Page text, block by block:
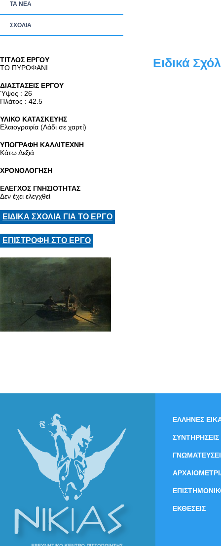
ΤΑ ΝEΑ
ΣΧΟΛΙΑ
TITΛΟΣ ΕΡΓΟΥ
ΤΟ ΠΥΡΟΦΑΝΙ
ΔΙΑΣΤΑΣΕΙΣ ΕΡΓΟΥ
Ύψος : 26
Πλάτος : 42.5
ΥΛΙΚΟ ΚΑΤΑΣΚΕΥΗΣ
Ελαιογραφία (Λάδι σε χαρτί)
ΥΠΟΓΡΑΦΗ ΚΑΛΛΙΤΕΧΝΗ
Κάτω Δεξιά
ΧΡΟΝΟΛΟΓΗΣΗ
ΕΛΕΓΧΟΣ ΓΝΗΣΙΟΤΗΤΑΣ
Δεν έχει ελεγχθεί
ΕΙΔΙΚΑ ΣΧΟΛΙΑ ΓΙΑ ΤΟ ΕΡΓΟ
ΕΠΙΣΤΡΟΦΗ ΣΤΟ ΕΡΓΟ
Ειδικά
ΕΛΛΗΝΕΣ
ΣΥΝΤΗΡΗΣΕΙΣ
ΕΚΘΕΣΕΙΣ